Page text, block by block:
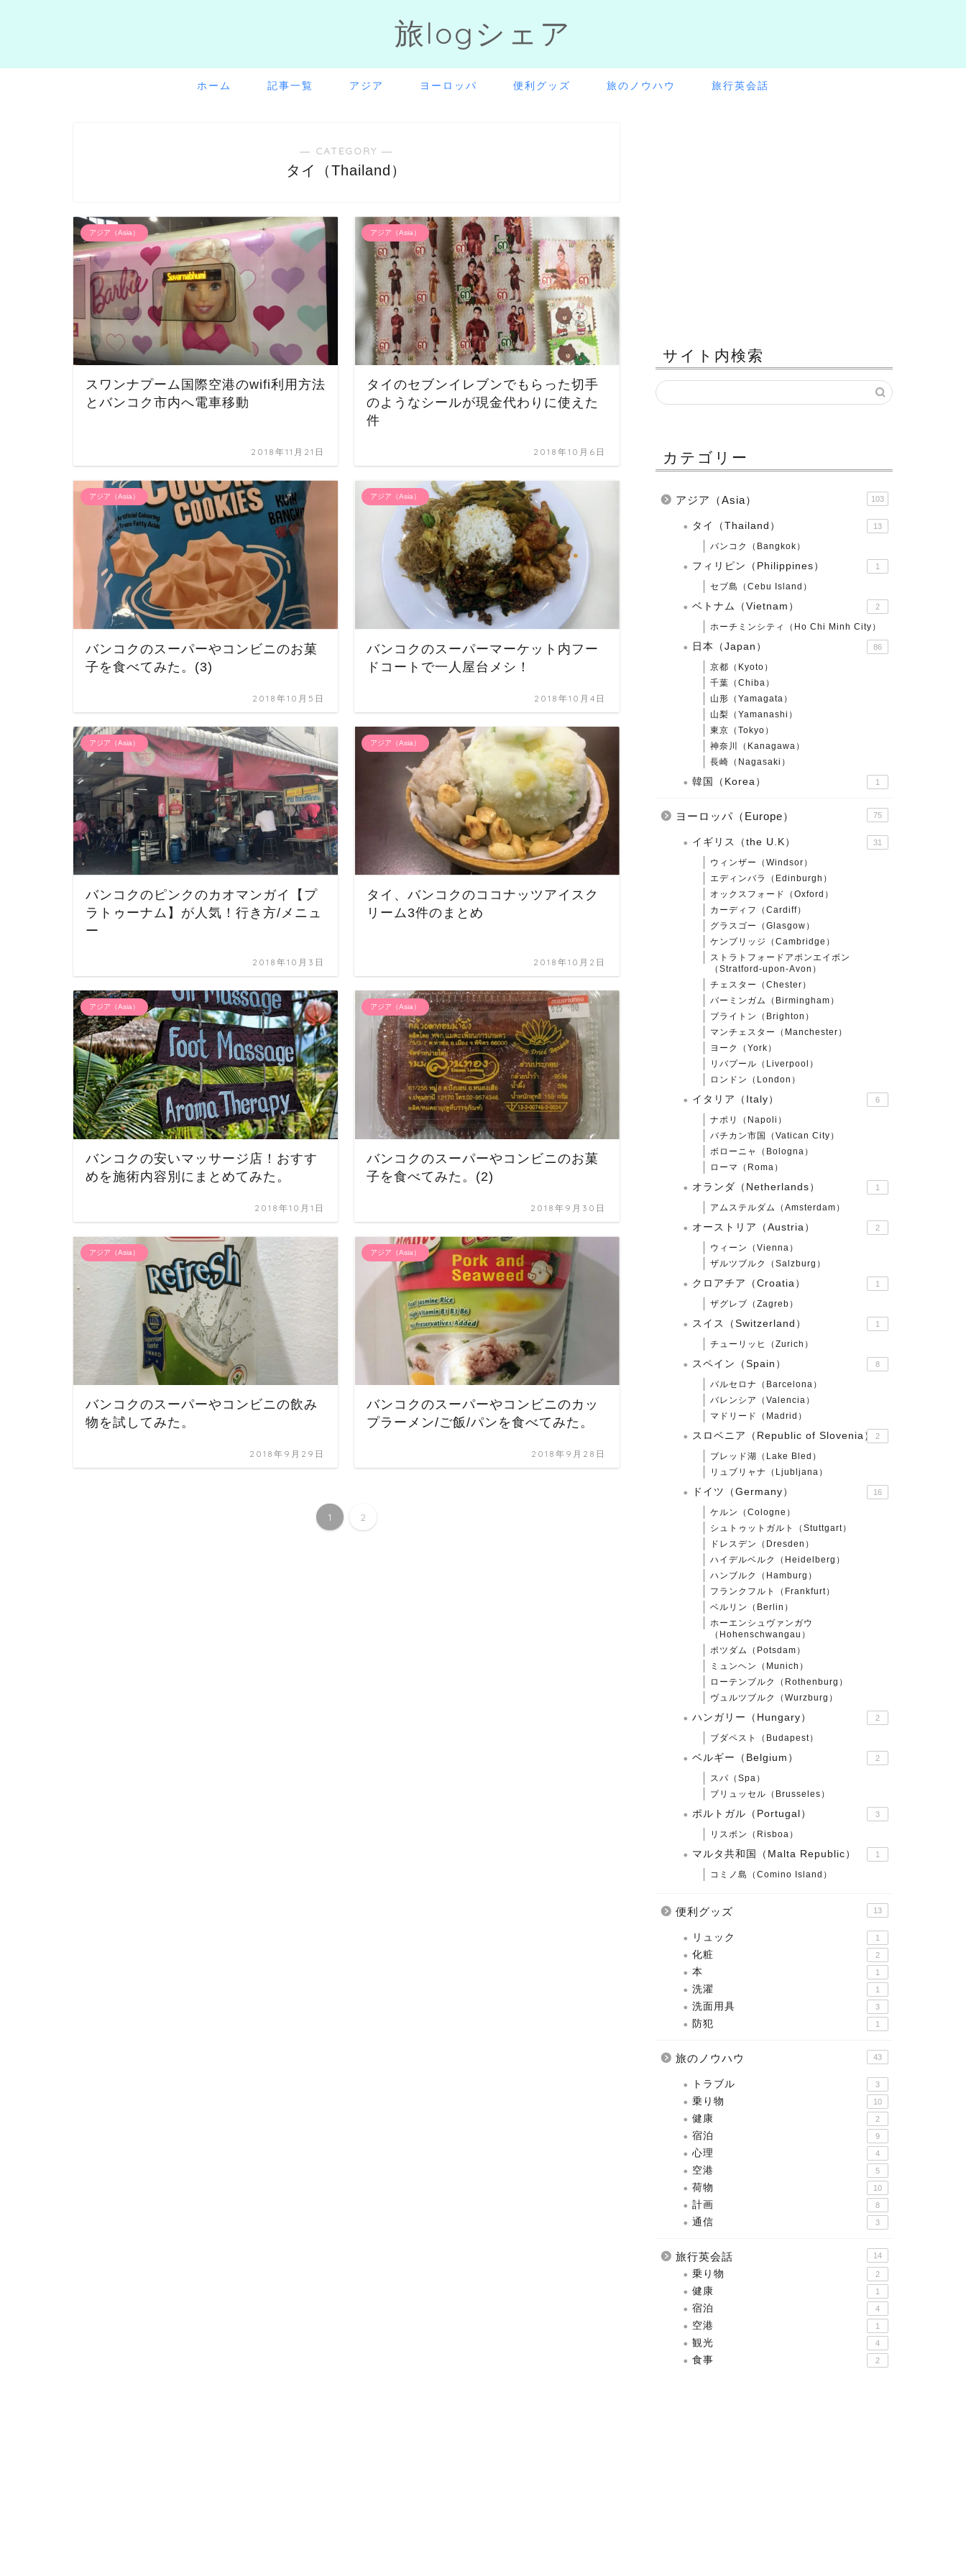
旅logシェア
ホーム 記事一覧 アジア ヨーロッパ 便利グッズ 旅のノウハウ 旅行英会話
― CATEGORY ―
タイ（Thailand）
アジア（Asia）
スワンナプーム国際空港のwifi利用方法
とバンコク市内へ電車移動
2018年11月21日
アジア（Asia）
タイのセブンイレブンでもらった切手
のようなシールが現金代わりに使えた
件
2018年10月6日
アジア（Asia）
バンコクのスーパーやコンビニのお菓
子を食べてみた。(3)
2018年10月5日
アジア（Asia）
バンコクのスーパーマーケット内フー
ドコートで一人屋台メシ！
2018年10月4日
アジア（Asia）
バンコクのピンクのカオマンガイ【プ
ラトゥーナム】が人気！行き方/メニュ
ー
2018年10月3日
アジア（Asia）
タイ、バンコクのココナッツアイスク
リーム3件のまとめ
2018年10月2日
アジア（Asia）
バンコクの安いマッサージ店！おすす
めを施術内容別にまとめてみた。
2018年10月1日
アジア（Asia）
バンコクのスーパーやコンビニのお菓
子を食べてみた。(2)
2018年9月30日
アジア（Asia）
バンコクのスーパーやコンビニの飲み
物を試してみた。
2018年9月29日
アジア（Asia）
バンコクのスーパーやコンビニのカッ
プラーメン/ご飯/パンを食べてみた。
2018年9月28日
1 2
サイト内検索
カテゴリー
アジア（Asia） 103
タイ（Thailand） 13
バンコク（Bangkok）
フィリピン（Philippines） 1
セブ島（Cebu Island）
ベトナム（Vietnam） 2
ホーチミンシティ（Ho Chi Minh City）
日本（Japan） 86
京都（Kyoto）
千葉（Chiba）
山形（Yamagata）
山梨（Yamanashi）
東京（Tokyo）
神奈川（Kanagawa）
長崎（Nagasaki）
韓国（Korea） 1
ヨーロッパ（Europe） 75
イギリス（the U.K） 31
ウィンザー（Windsor）
エディンバラ（Edinburgh）
オックスフォード（Oxford）
カーディフ（Cardiff）
グラスゴー（Glasgow）
ケンブリッジ（Cambridge）
ストラトフォードアポンエイボン
（Stratford-upon-Avon）
チェスター（Chester）
バーミンガム（Birmingham）
ブライトン（Brighton）
マンチェスター（Manchester）
ヨーク（York）
リバプール（Liverpool）
ロンドン（London）
イタリア（Italy） 6
ナポリ（Napoli）
バチカン市国（Vatican City）
ボローニャ（Bologna）
ローマ（Roma）
オランダ（Netherlands） 1
アムステルダム（Amsterdam）
オーストリア（Austria） 2
ウィーン（Vienna）
ザルツブルク（Salzburg）
クロアチア（Croatia） 1
ザグレブ（Zagreb）
スイス（Switzerland） 1
チューリッヒ（Zurich）
スペイン（Spain） 8
バルセロナ（Barcelona）
バレンシア（Valencia）
マドリード（Madrid）
スロベニア（Republic of Slovenia） 2
ブレッド湖（Lake Bled）
リュブリャナ（Ljubljana）
ドイツ（Germany） 16
ケルン（Cologne）
シュトゥットガルト（Stuttgart）
ドレスデン（Dresden）
ハイデルベルク（Heidelberg）
ハンブルク（Hamburg）
フランクフルト（Frankfurt）
ベルリン（Berlin）
ホーエンシュヴァンガウ
（Hohenschwangau）
ポツダム（Potsdam）
ミュンヘン（Munich）
ローテンブルク（Rothenburg）
ヴュルツブルク（Wurzburg）
ハンガリー（Hungary） 2
ブダペスト（Budapest）
ベルギー（Belgium） 2
スパ（Spa）
ブリュッセル（Brusseles）
ポルトガル（Portugal） 3
リスボン（Risboa）
マルタ共和国（Malta Republic） 1
コミノ島（Comino Island）
便利グッズ 13
リュック 1
化粧 2
本 1
洗濯 1
洗面用具 3
防犯 1
旅のノウハウ 43
トラブル 3
乗り物 10
健康 2
宿泊 9
心理 4
空港 5
荷物 10
計画 8
通信 3
旅行英会話 14
乗り物 2
健康 1
宿泊 4
空港 1
観光 4
食事 2